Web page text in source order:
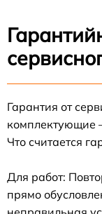
Гарантия от
комплектующие
Что считается
Для работ:
прямо